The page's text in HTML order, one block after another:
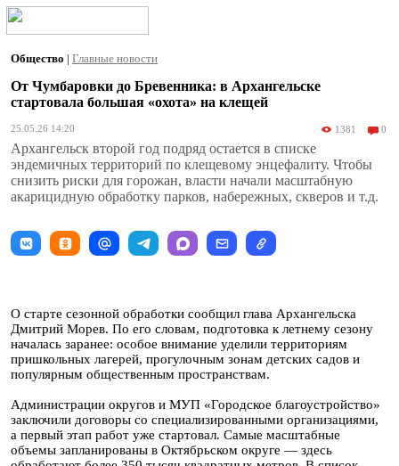
Общество | Главные новости
От Чумбаровки до Бревенника: в Архангельске
стартовала большая «охота» на клещей
25.05.26 14:20 1381 0
Архангельск второй год подряд остается в списке
эндемичных территорий по клещевому энцефалиту. Чтобы
снизить риски для горожан, власти начали масштабную
акарицидную обработку парков, набережных, скверов и т.д.
О старте сезонной обработки сообщил глава Архангельска
Дмитрий Морев. По его словам, подготовка к летнему сезону
началась заранее: особое внимание уделили территориям
пришкольных лагерей, прогулочным зонам детских садов и
популярным общественным пространствам.
Администрации округов и МУП «Городское благоустройство»
заключили договоры со специализированными организациями,
а первый этап работ уже стартовал. Самые масштабные
объемы запланированы в Октябрьском округе — здесь